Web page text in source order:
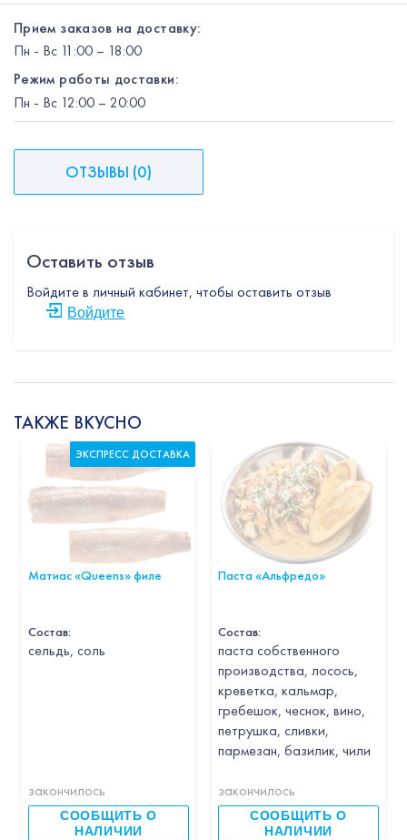
Прием заказов на доставку:
Пн - Вс 11:00 – 18:00
Режим работы доставки:
Пн - Вс 12:00 – 20:00
ОТЗЫВЫ (0)
Оставить отзыв
Войдите в личный кабинет, чтобы оставить отзыв
Войдите
ТАКЖЕ ВКУСНО
Матиас «Queens» филе
Состав:
cельдь, соль
закончилось
СООБЩИТЬ О
НАЛИЧИИ
ЭКСПРЕСС ДОСТАВКА
Паста «Альфредо»
Состав:
паста собственного
производства, лосось,
креветка, кальмар,
гребешок, чеснок, вино,
петрушка, сливки,
пармезан, базилик, чили
закончилось
СООБЩИТЬ О
НАЛИЧИИ